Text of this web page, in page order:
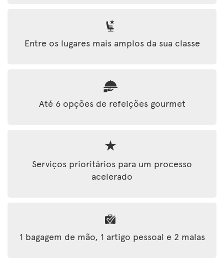
Entre os lugares mais amplos da sua classe
Até 6 opções de refeições gourmet
Serviços prioritários para um processo
acelerado
1 bagagem de mão, 1 artigo pessoal e 2 malas